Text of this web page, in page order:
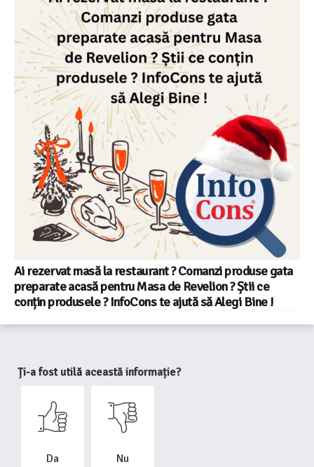
Ai rezervat masă la restaurant ? Comanzi produse gata
preparate acasă pentru Masa de Revelion ? Știi ce
conțin produsele ? InfoCons te ajută să Alegi Bine !
Ți-a fost utilă această informație?
Da Nu